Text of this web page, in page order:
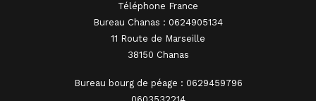
Téléphone France
Bureau Chanas : 0624905134
11 Route de Marseille
38150 Chanas
Bureau bourg de péage : 0629459796